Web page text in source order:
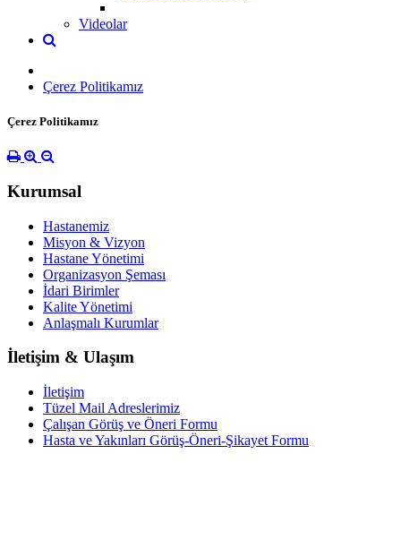
Videolar
Çerez Politikamız
Çerez Politikamız
Kurumsal
Hastanemiz
Misyon & Vizyon
Hastane Yönetimi
Organizasyon Şeması
İdari Birimler
Kalite Yönetimi
Anlaşmalı Kurumlar
İletişim & Ulaşım
İletişim
Tüzel Mail Adreslerimiz
Çalışan Görüş ve Öneri Formu
Hasta ve Yakınları Görüş-Öneri-Şikayet Formu